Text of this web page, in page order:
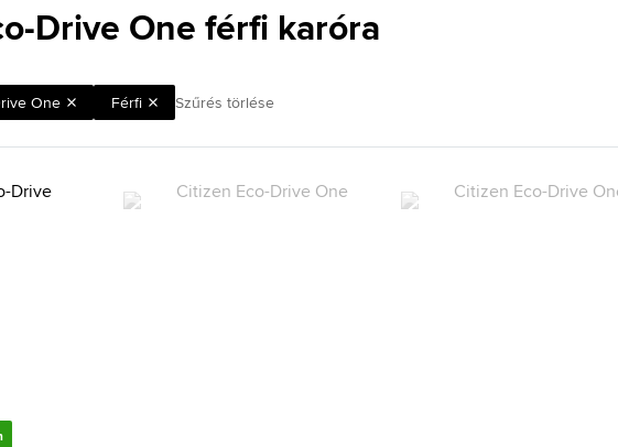
Drive One férfi karóra
One Férfi Szűrés törlése